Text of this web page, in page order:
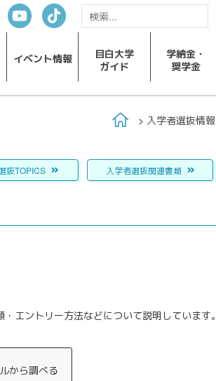
イベント情報
目白大学
ガイド
学納金・
奨学金
Home入学者選抜情報
抜TOPICS 入学者選抜関連書類
エントリー方法などについて説明しています。
から調べる